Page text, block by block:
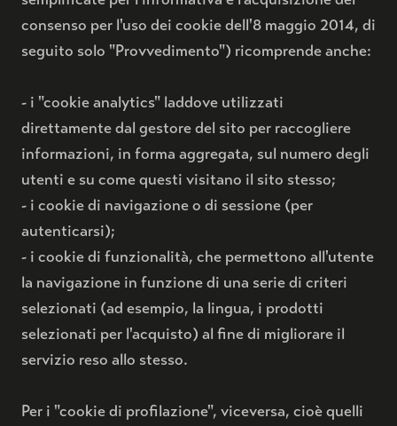
consenso per l'uso dei cookie dell'8 maggio 2014, di
seguito solo "Provvedimento") ricomprende anche:
- i "cookie analytics" laddove utilizzati
direttamente dal gestore del sito per raccogliere
informazioni, in forma aggregata, sul numero degli
utenti e su come questi visitano il sito stesso;
- i cookie di navigazione o di sessione (per
autenticarsi);
- i cookie di funzionalità, che permettono all'utente
la navigazione in funzione di una serie di criteri
selezionati (ad esempio, la lingua, i prodotti
selezionati per l'acquisto) al fine di migliorare il
servizio reso allo stesso.
Per i "cookie di profilazione", viceversa, cioè quelli